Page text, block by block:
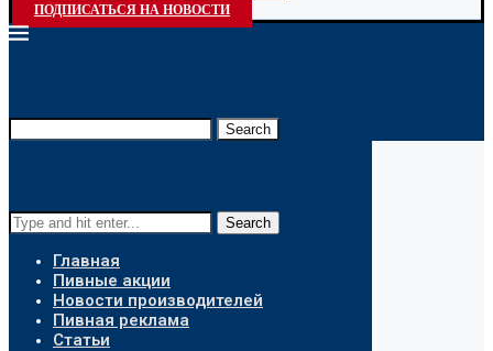
ПОДПИСАТЬСЯ НА НОВОСТИ
Search
Search
Главная
Пивные акции
Новости производителей
Пивная реклама
Статьи